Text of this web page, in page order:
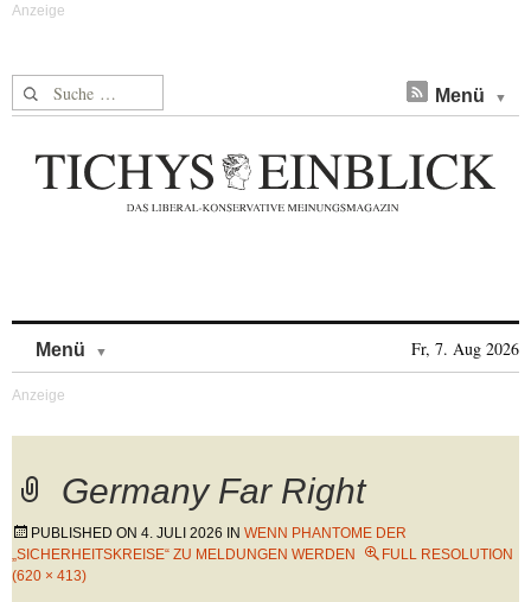
Suche nach: Menü
Menü Fr, 7. Aug 2026
Germany Far Right
PUBLISHED ON 4. JULI 2026 IN WENN PHANTOME DER
„SICHERHEITSKREISE“ ZU MELDUNGEN WERDEN
FULL RESOLUTION
(620 × 413)